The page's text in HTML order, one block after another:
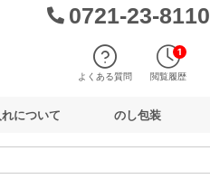
0721-23-8110
よくある質問 閲覧履歴
1
について のし包装